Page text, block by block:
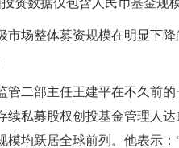
资数据仅包含人民币基金规模
市场整体募资规模在明显下
管二部主任王建平在不久前
续私募股权创投基金管理人
模均跃居全球前列。他表示